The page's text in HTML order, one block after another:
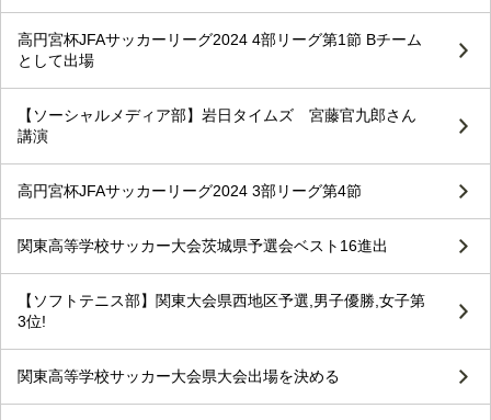
高円宮杯JFAサッカーリーグ2024 4部リーグ第1節 Bチーム
として出場
【ソーシャルメディア部】岩日タイムズ 宮藤官九郎さん
講演
高円宮杯JFAサッカーリーグ2024 3部リーグ第4節
関東高等学校サッカー大会茨城県予選会ベスト16進出
【ソフトテニス部】関東大会県西地区予選,男子優勝,女子第
3位!
関東高等学校サッカー大会県大会出場を決める